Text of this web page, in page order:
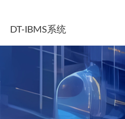
DT-IBMS系统